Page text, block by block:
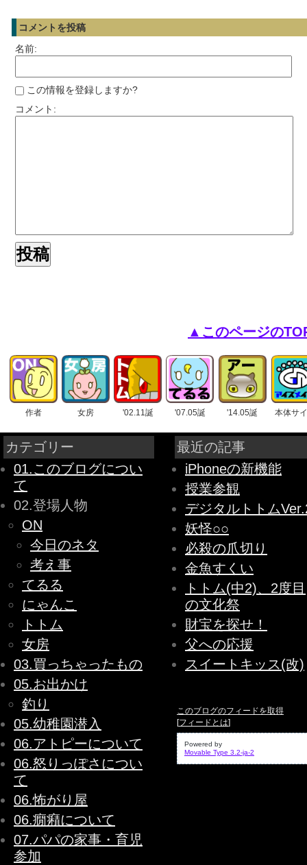
コメントを投稿
名前:
この情報を登録しますか?
コメント:
▲このページの
作者 女房 '02.11誕 '07.05誕 '14.05誕 本体サ
カテゴリー
01.このブログについ
て
02.登場人物
ON
今日のネタ
考え事
てるる
にゃんこ
トトム
女房
03.買っちゃったもの
05.お出かけ
釣り
05.幼稚園潜入
06.アトピーについて
06.怒りっぽさについ
て
06.怖がり屋
06.癇癪について
07.パパの家事・育児
参加
最近の記事
iPhoneの新機能
授業参観
デジタルトトム
妖怪○○
必殺の爪切り
金魚すくい
トトム(中2)、2度目
の文化祭
財宝を探せ！
父への応援
スイートキッス(改)
このブログのフィードを取得
[フィードとは]
Powered by
Movable Type 3.2-ja-2